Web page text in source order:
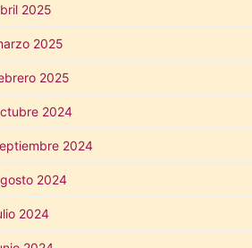
2025
2025
2025
2024
2024
2024
2024